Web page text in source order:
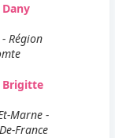
Dany
Région
Brigitte
Marne -
France